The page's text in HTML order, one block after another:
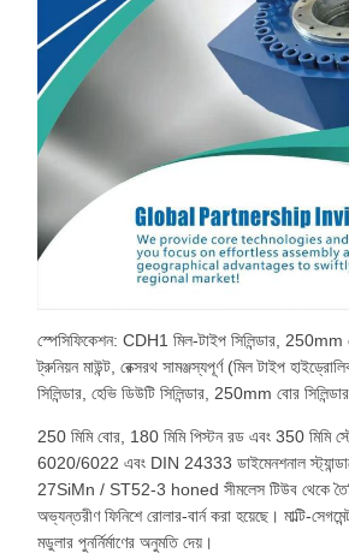
স্পেসিফিকেশন: CDH1 মিল-টাইপ সিলিন্ডার, 250mm
ট্রুনিয়ন মাউন্ট, রেক্সরথ সামঞ্জস্যপূর্ণ (মিল টাইপ
সিলিন্ডার, হেভি ডিউটি ​​সিলিন্ডার, 250mm বোর
250 মিমি বোর, 180 মিমি পিস্টন রড এবং 350 মিমি
6020/6022 এবং DIN 24333 ডাইমেনশনাল স্ট্যান্ডার্ডে
27SiMn / ST52-3 honed সীমলেস টিউব থেকে
অভ্যন্তরীণ ফিনিশে রোলার-বার্ন করা হয়েছে। মাল্টি-সেগমেন্ট
মডুলার পুনর্নির্মাণের অনুমতি দেয়।